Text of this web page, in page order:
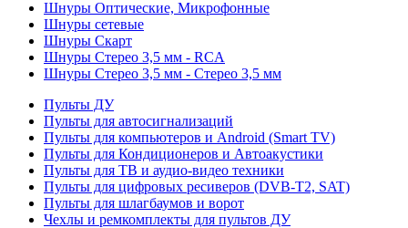
Шнуры Оптические, Микрофонные
Шнуры сетевые
Шнуры Скарт
Шнуры Стерео 3,5 мм - RCA
Шнуры Стерео 3,5 мм - Стерео 3,5 мм
Пульты ДУ
Пульты для автосигнализаций
Пульты для компьютеров и Android (Smart TV)
Пульты для Кондиционеров и Автоакустики
Пульты для ТВ и аудио-видео техники
Пульты для цифровых ресиверов (DVB-T2, SAT)
Пульты для шлагбаумов и ворот
Чехлы и ремкомплекты для пультов ДУ